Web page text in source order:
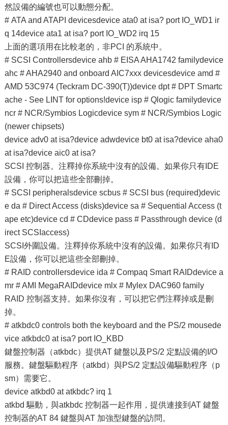
然設備的編號也可以動態分配。
# ATA and ATAPI devicesdevice ata0 at isa? port IO_WD1 ir
q 14device ata1 at isa? port IO_WD2 irq 15
上面的選項用在比較老的，非PCI 的系統中。
# SCSI Controllersdevice ahb # EISA AHA1742 familydevice
ahc # AHA2940 and onboard AIC7xxx devicesdevice amd #
AMD 53C974 (Teckram DC-390(T))device dpt # DPT Smartc
ache - See LINT for options!device isp # Qlogic familydevice
ncr # NCR/Symbios Logicdevice sym # NCR/Symbios Logic
(newer chipsets)
device adv0 at isa?device adwdevice bt0 at isa?device aha0
at isa?device aic0 at isa?
SCSI 控制器。注釋掉你系統中沒有的設備。如果你只有IDE
設備，你可以把這些全部刪掉。
# SCSI peripheralsdevice scbus # SCSI bus (required)devic
e da # Direct Access (disks)device sa # Sequential Access (t
ape etc)device cd # CDdevice pass # Passthrough device (d
irect SCSIaccess)
SCSI外圍設備。注釋掉你系統中沒有的設備。如果你只有ID
E設備，你可以把這些全部刪掉。
# RAID controllersdevice ida # Compaq Smart RAIDdevice a
mr # AMI MegaRAIDdevice mlx # Mylex DAC960 family
RAID 控制器支持。如果你沒有，可以把它們注釋掉或是刪
掉。
# atkbdc0 controls both the keyboard and the PS/2 mousede
vice atkbdc0 at isa? port IO_KBD
鍵盤控制器（atkbdc）提供AT 鍵盤以及PS/2 定點設備的I/O
服務。鍵盤驅動程序（atkbd）與PS/2 定點設備驅動程序（p
sm）需要它。
device atkbd0 at atkbdc? irq 1
atkbd 驅動，與atkbdc 控制器一起作用，提供連接到AT 鍵盤
控制器的AT 84 鍵盤與AT 加強型鍵盤的訪問。